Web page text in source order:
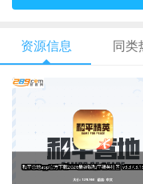
资源信息 同类